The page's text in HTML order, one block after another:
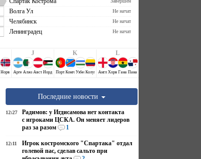
Волга Ул Не начат
Челябинск Не начат
Ленинградец Не начат
Норвегия
J
Аргентина
АлжирАвстрияИордания
K
Португалия
Конго ДРУзбекистанКолумбия
L
АнглияХорватия
Гана Панама
Последние новости
12:27
Радимов: у Игдисамова нет контакта
с игроками ЦСКА. Он меняет лидеров
раз за разом
1
12:11
Игрок костромского "Спартака" отдал
голевой пас, сделав сальто при